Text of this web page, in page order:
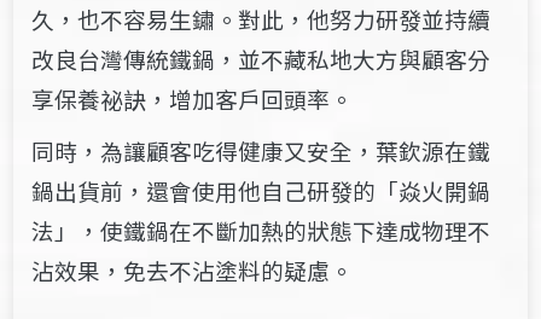
久，也不容易生鏽。對此，他努力研發並持續
改良台灣傳統鐵鍋，並不藏私地大方與顧客分
享保養祕訣，增加客戶回頭率。
同時，為讓顧客吃得健康又安全，葉欽源在鐵
鍋出貨前，還會使用他自己研發的「焱火開鍋
法」，使鐵鍋在不斷加熱的狀態下達成物理不
沾效果，免去不沾塗料的疑慮。